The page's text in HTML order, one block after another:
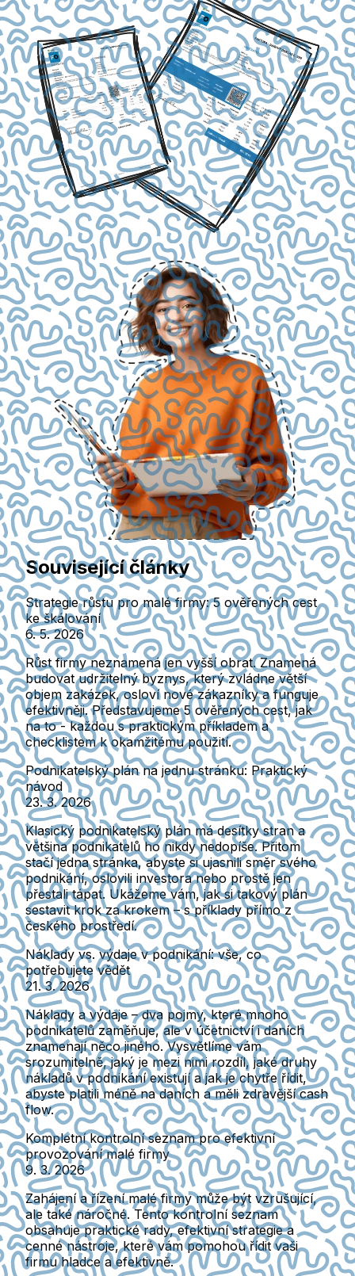
Související články
Strategie růstu pro malé firmy: 5 ověřených cest
ke škálování
6. 5. 2026
Růst firmy neznamená jen vyšší obrat. Znamená
budovat udržitelný byznys, který zvládne větší
objem zakázek, osloví nové zákazníky a funguje
efektivněji. Představujeme 5 ověřených cest, jak
na to - každou s praktickým příkladem a
checklistem k okamžitému použití.
Podnikatelský plán na jednu stránku: Praktický
návod
23. 3. 2026
Klasický podnikatelský plán má desítky stran a
většina podnikatelů ho nikdy nedopíše. Přitom
stačí jedna stránka, abyste si ujasnili směr svého
podnikání, oslovili investora nebo prostě jen
přestali tápat. Ukážeme vám, jak si takový plán
sestavit krok za krokem – s příklady přímo z
českého prostředí.
Náklady vs. výdaje v podnikání: vše, co
potřebujete vědět
21. 3. 2026
Náklady a výdaje – dva pojmy, které mnoho
podnikatelů zaměňuje, ale v účetnictví i daních
znamenají něco jiného. Vysvětlíme vám
srozumitelně, jaký je mezi nimi rozdíl, jaké druhy
nákladů v podnikání existují a jak je chytře řídit,
abyste platili méně na daních a měli zdravější cash
flow.
Kompletní kontrolní seznam pro efektivní
provozování malé firmy
9. 3. 2026
Zahájení a řízení malé firmy může být vzrušující,
ale také náročné. Tento kontrolní seznam
obsahuje praktické rady, efektivní strategie a
cenné nástroje, které vám pomohou řídit vaši
firmu hladce a efektivně.